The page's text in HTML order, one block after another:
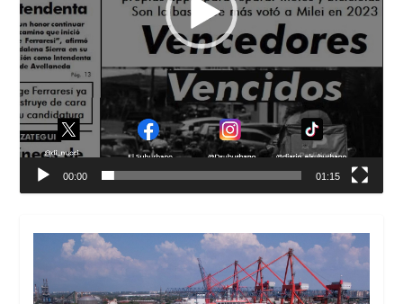
00:00 01:15